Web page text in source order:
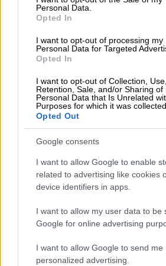
Personal Data.
Opted In
I want to opt-out of processing my
Personal Data for Targeted
Opted In
I want to opt-out of Collection, Use,
Retention, Sale, and/or Sharing of
Personal Data that Is Unrelated
Purposes for which it was collected.
Opted Out
Google consents
I want to allow Google to enable
related to advertising like cookies
device identifiers in apps.
I want to allow my user data to be
Google for online advertising
I want to allow Google to send me
personalized advertising.
«Έχουν ξεπεράσει τα όρια οι
πολλοί να μην μπορούν να
σε νησί ή να φτάνουν στα
καταφέρουν;», διερωτάται ο
ανακοίνωσή του.
«Χειροτερεύει διαρκώς η
δύναμη των εργαζομένων,
παραθερισμός γενικά να
όνειρο, τουλάχιστον για
Έρχονται από τον
για τους ελεύθερους
"σαρώσουν" την μικρή και
επιχειρηματικότητα;
τρόφιμα και καύσιμα
άλλων δεινών, σε διακοπές